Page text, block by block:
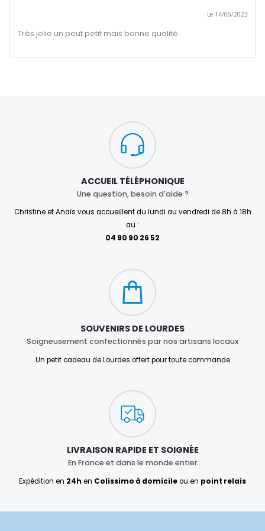
Le 14/06/2023
Très jolie un peut petit mais bonne qualité
ACCUEIL TÉLÉPHONIQUE
Une question, besoin d'aide ?
Christine et Anaïs vous accueillent du lundi au vendredi de 8h à 18h
au :
04 90 90 26 52
SOUVENIRS DE LOURDES
Soigneusement confectionnés par nos artisans locaux
Un petit cadeau de Lourdes offert pour toute commande
LIVRAISON RAPIDE ET SOIGNÉE
En France et dans le monde entier
Expédition en 24h en Colissimo à domicileou en point relais